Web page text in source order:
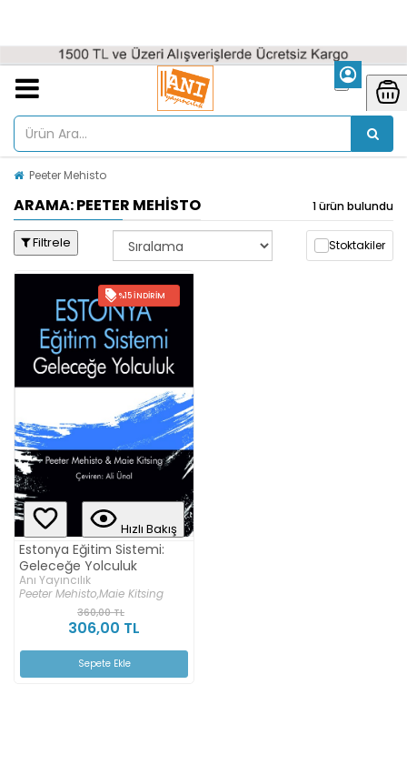
Peeter Mehisto
ARAMA: PEETER MEHISTO 1 ürün bulundu
Filtrele Stoktakiler
%15 İNDIRIM
Hızlı Bakış
Estonya Eğitim Sistemi:
Geleceğe Yolculuk
Anı Yayıncılık
Peeter Mehisto,Maie Kitsing
360,00 TL
306,00 TL
Sepete Ekle